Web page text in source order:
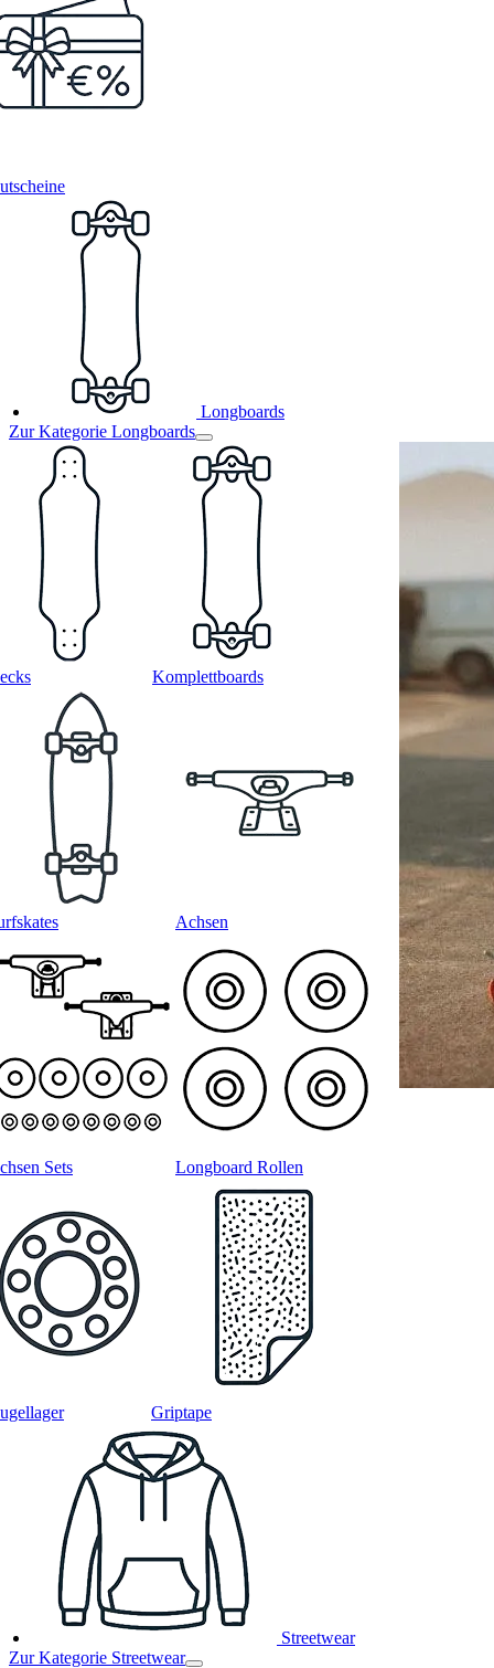
Longboards
Zur Kategorie Longboards
Komplettboards
Achsen
Sets Longboard Rollen
Griptape
Streetwear
Zur Kategorie Streetwear